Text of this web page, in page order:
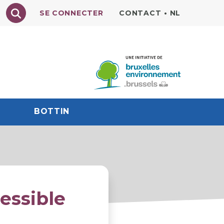
Texte à rechercher
SE CONNECTER CONTACT • NL
BOTTIN